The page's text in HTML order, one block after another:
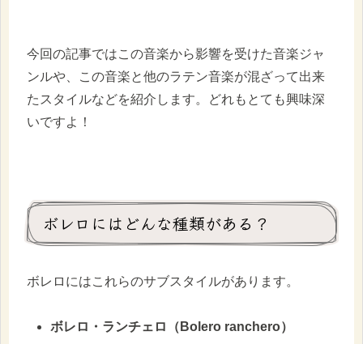
今回の記事ではこの音楽から影響を受けた音楽ジャ
ンルや、この音楽と他のラテン音楽が混ざって出来
たスタイルなどを紹介します。どれもとても興味深
いですよ！
ボレロにはどんな種類がある？
ボレロにはこれらのサブスタイルがあります。
ボレロ・ランチェロ（Bolero ranchero）